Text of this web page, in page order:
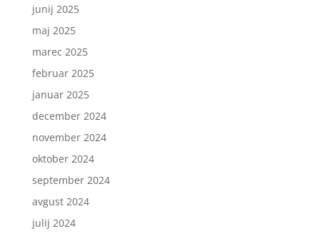
junij 2025
maj 2025
marec 2025
februar 2025
januar 2025
december 2024
november 2024
oktober 2024
september 2024
avgust 2024
julij 2024